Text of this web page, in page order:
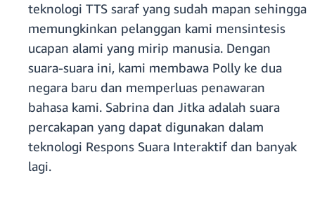
teknologi TTS saraf yang sudah mapan sehingga
memungkinkan pelanggan kami mensintesis
ucapan alami yang mirip manusia. Dengan
suara-suara ini, kami membawa Polly ke dua
negara baru dan memperluas penawaran
bahasa kami. Sabrina dan Jitka adalah suara
percakapan yang dapat digunakan dalam
teknologi Respons Suara Interaktif dan banyak
lagi.